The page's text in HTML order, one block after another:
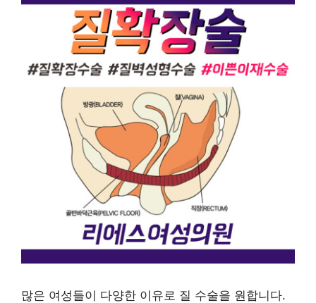
많은 여성들이 다양한 이유로 질 수술을 원합니다.